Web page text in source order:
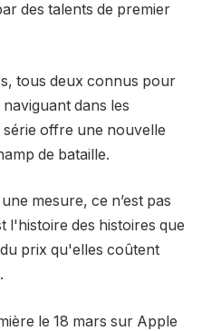
des talents de premier
tous deux connus pour
dans les
offre une nouvelle
de bataille.
mesure, ce n’est pas
l'histoire des histoires que
prix qu'elles coûtent
le 18 mars sur Apple